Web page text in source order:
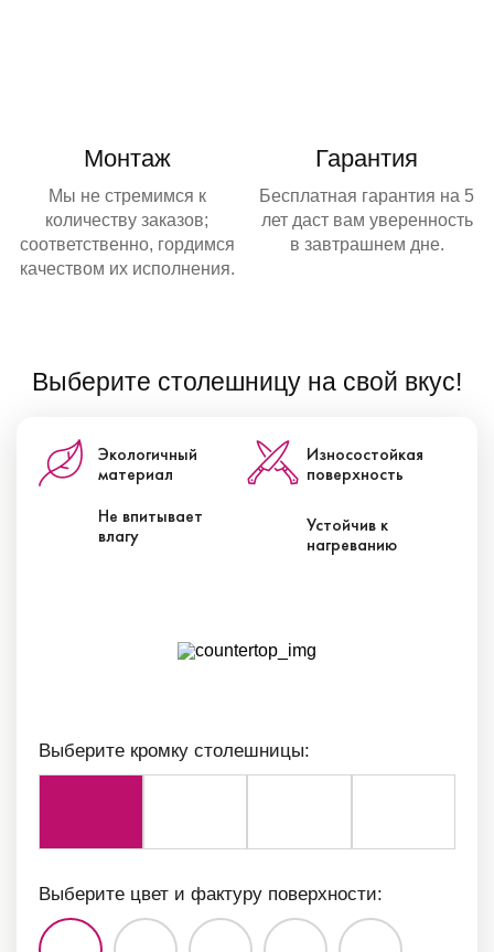
Монтаж
Мы не стремимся к
количеству заказов;
соответственно, гордимся
качеством их исполнения.
Гарантия
Бесплатная гарантия на 5
лет даст вам уверенность
в завтрашнем дне.
Выберите столешницу на свой вкус!
Экологичный
материал
Износостойкая
поверхность
Не впитывает
влагу
Устойчив к
нагреванию
Выберите кромку столешницы:
Выберите цвет и фактуру поверхности: